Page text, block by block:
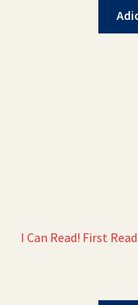
I Can Read! First